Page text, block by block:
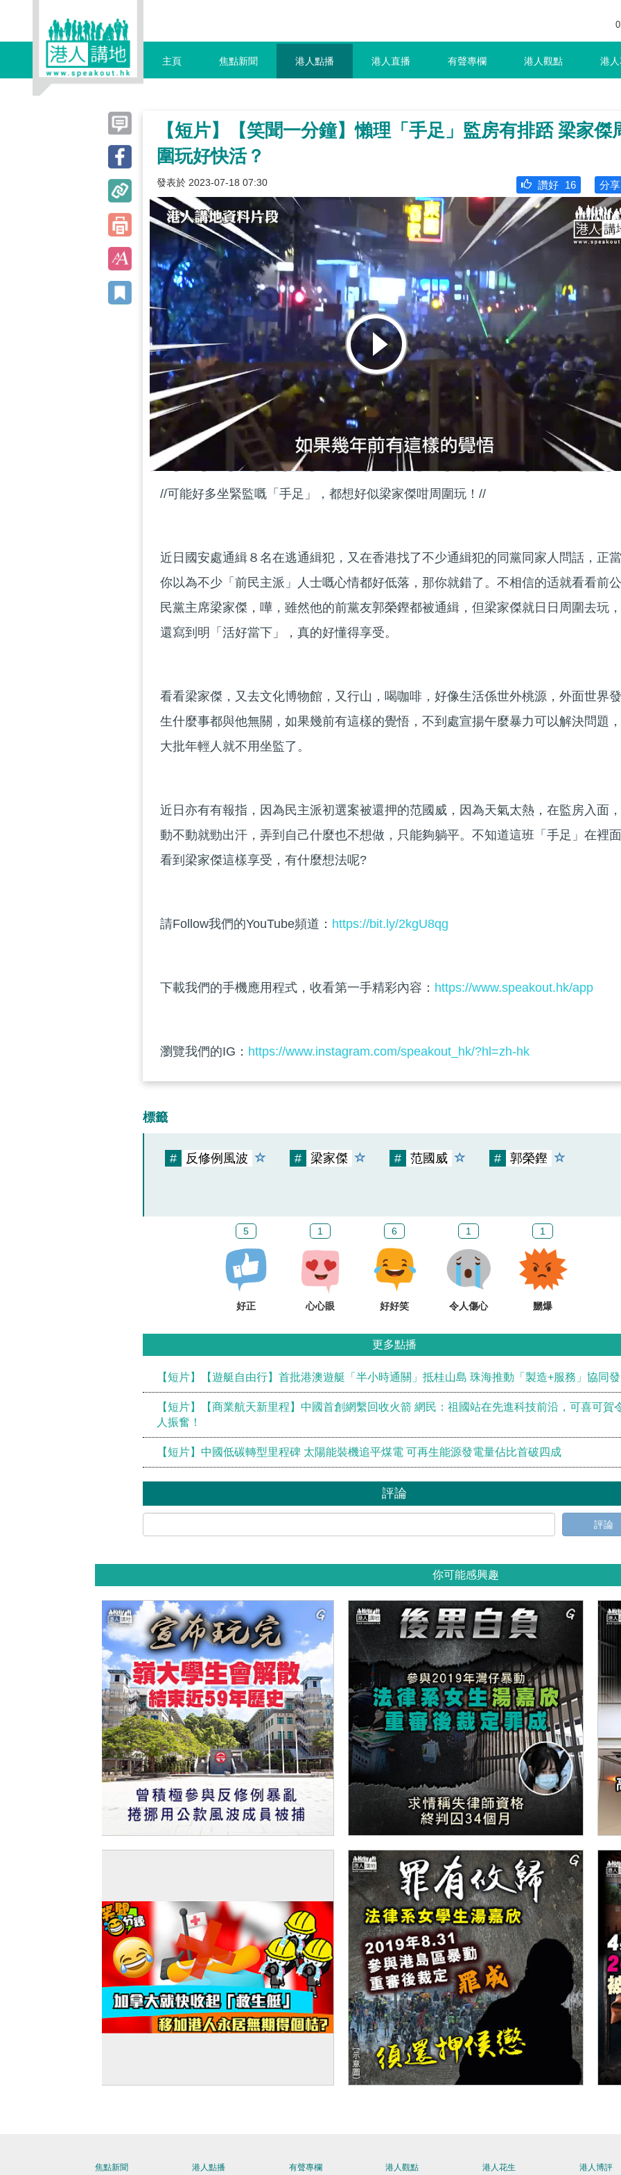
主頁 焦點新聞 港人點播 港人直播 有聲專欄 港人觀點 港
【短片】【笑聞一分鐘】懶理「手足」監房有排踎 梁家傑
圍玩好快活？
發表於 2023-07-18 07:30 分享
讚好 16
//可能好多坐緊監嘅「手足」，都想好似梁家傑咁周圍玩！//
近日國安處通緝８名在逃通緝犯，又在香港找了不少通緝犯的同黨同家人問話，正當
你以為不少「前民主派」人士嘅心情都好低落，那你就錯了。不相信的适就看看前公
民黨主席梁家傑，嘩，雖然他的前黨友郭榮鏗都被通緝，但梁家傑就日日周圍去玩，
還寫到明「活好當下」，真的好懂得享受。
看看梁家傑，又去文化博物館，又行山，喝咖啡，好像生活係世外桃源，外面世界發
生什麼事都與他無關，如果幾前有這樣的覺悟，不到處宣揚午麼暴力可以解決問題，
大批年輕人就不用坐監了。
近日亦有有報指，因為民主派初選案被還押的范國威，因為天氣太熱，在監房入面，
動不動就勁出汗，弄到自己什麼也不想做，只能夠躺平。不知道這班「手足」在裡面
看到梁家傑這樣享受，有什麼想法呢?
請Follow我們的YouTube頻道： https://bit.ly/2kgU8qg
下載我們的手機應用程式，收看第一手精彩內容： https://www.speakout.hk/app
瀏覽我們的IG： https://www.instagram.com/speakout_hk/?hl=zh-hk
標籤
# 反修例風波 # 梁家傑 # 范國威 # 郭榮鏗
5
好正
1
心心眼
6
好好笑
1
令人傷心
1
嬲爆
更多點播
【短片】【遊艇自由行】首批港澳遊艇「半小時通關」抵桂山島 珠海推動「製造+服務」協同
【短片】【商業航天新里程】中國首創網繫回收火箭 網民：祖國站在先進科技前沿，可喜可賀
人振奮！
【短片】中國低碳轉型里程碑 太陽能裝機追平煤電 可再生能源發電量佔比首破四成
評論
評論
你可能感興趣
焦點新聞 港人點播
有聲專欄
港人觀點
港人花生
港人博評